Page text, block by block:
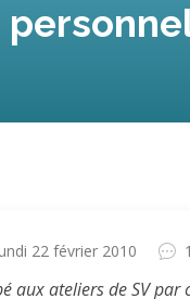
22 février 2010
aux ateliers de SV par